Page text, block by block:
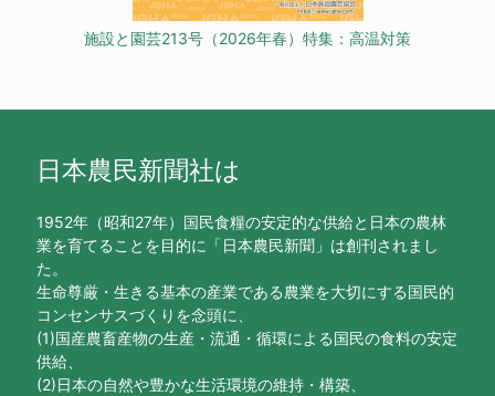
施設と園芸213号（2026年春）特集：高温対策
日本農民新聞社は
1952年（昭和27年）国民食糧の安定的な供給と日本の農林
業を育てることを目的に「日本農民新聞」は創刊されまし
た。
生命尊厳・生きる基本の産業である農業を大切にする国民的
コンセンサスづくりを念頭に、
(1)国産農畜産物の生産・流通・循環による国民の食料の安定
供給、
(2)日本の自然や豊かな生活環境の維持・構築、